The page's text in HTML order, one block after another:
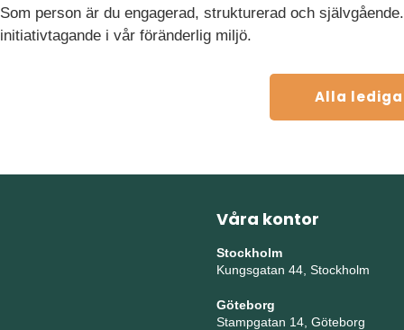
Som person är du engagerad, strukturerad och
initiativtagande i vår föränderlig miljö.
Alla
Våra kontor
Stockholm
Kungsgatan 44, Stockholm
Göteborg
Stampgatan 14, Göteborg